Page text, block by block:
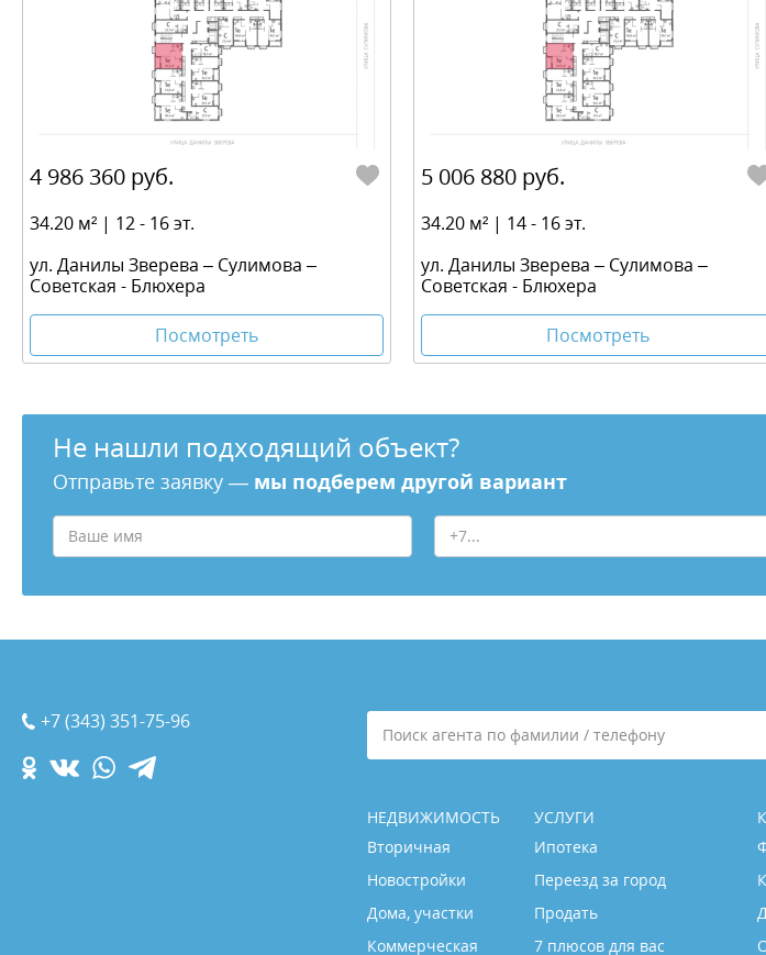
4 986 360 руб.
34.20 м² | 12 - 16 эт.
ул. Данилы Зверева – Сулимова –
Советская - Блюхера
Посмотреть
5 006 880 руб.
34.20 м² | 14 - 16 эт.
ул. Данилы Зверева – Сулимова –
Советская - Блюхера
Посмотреть
Не нашли подходящий объект?
Отправьте заявку — мы подберем другой вариант
+7 (343) 351-75-96
Поиск агента по фамилии / телефону
НЕДВИЖИМОСТЬ
Вторичная
Новостройки
Дома, участки
Коммерческая
УСЛУГИ
Ипотека
Переезд за город
Продать
7 плюсов для вас